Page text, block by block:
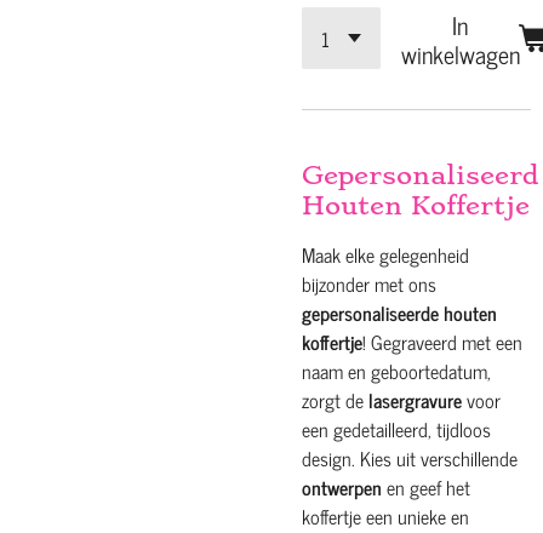
In
winkelwagen
Gepersonaliseerd
Houten Koffertje
Maak elke gelegenheid
bijzonder met ons
gepersonaliseerde houten
koffertje! Gegraveerd met een
naam en geboortedatum,
zorgt delasergravurevoor
een gedetailleerd, tijdloos
design. Kies uit verschillende
ontwerpenen geef het
koffertje een unieke en